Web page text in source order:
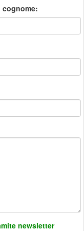
cognome:
newsletter